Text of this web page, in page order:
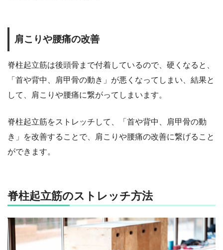
肩こりや腰痛の改善
脊柱起立筋は後頭骨まで付着しているので、硬くなると、
「首や背中、肩甲骨の動き」が悪くなってしまい、結果と
して、肩こりや腰痛に繋がってしまいます。
脊柱起立筋をストレッチして、「首や背中、肩甲骨の動
き」を改善することで、肩こりや腰痛の改善に繋げること
ができます。
脊柱起立筋のストレッチ方法